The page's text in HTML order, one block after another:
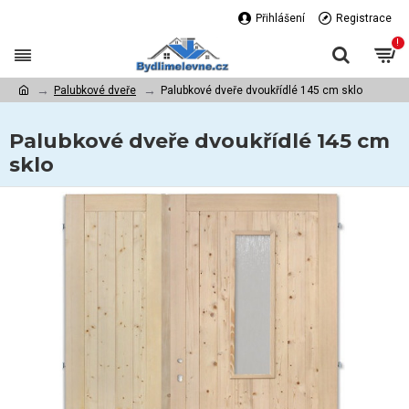
Přihlášení Registrace
!
Palubkové dveře Palubkové dveře dvoukřídlé 145 cm sklo
Palubkové dveře dvoukřídlé 145 cm
sklo